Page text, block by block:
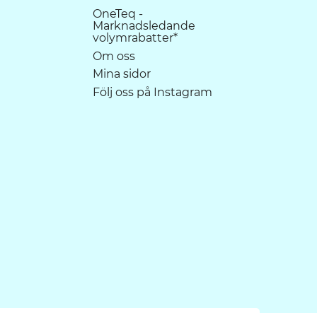
OneTeq -
Marknadsledande
volymrabatter*
Om oss
Mina sidor
Följ oss på Instagram